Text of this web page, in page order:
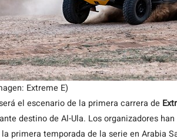
Extreme E)
el escenario de la primera carrera de
destino de Al-Ula. Los organizadores
primera temporada de la serie en Arabia